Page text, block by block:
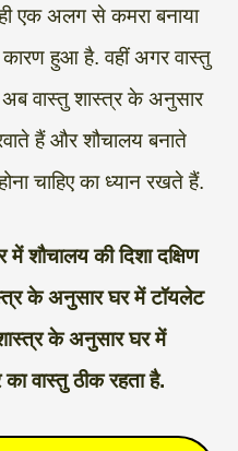
एक अलग से कमरा बनाया
हुआ है. वहीं अगर वास्तु
वास्तु शास्त्र के अनुसार
हैं और शौचालय बनाते
चाहिए का ध्यान रखते हैं.
शौचालय की दिशा दक्षिण
के अनुसार घर में टॉयलेट
शास्त्र के अनुसार घर में
वास्तु ठीक रहता है.